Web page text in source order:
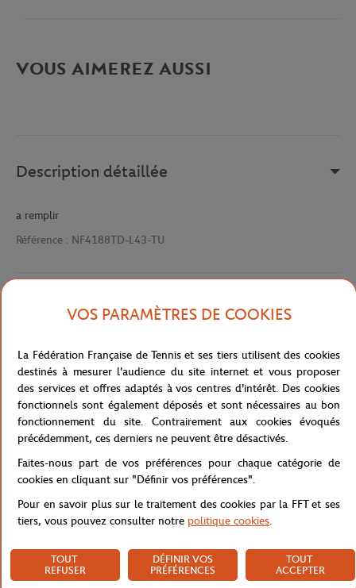
VOUS AIMEREZ AUSSI
Description détaillée
a remplir
Référence : NF4188TD-L43-TU
Caractéristiques
Livraison et retours
Concession
VOS PARAMÈTRES DE COOKIES
La Fédération Française de Tennis et ses tiers utilisent des cookies
destinés à mesurer l'audience du site internet et vous proposer
des services et offres adaptés à vos centres d'intérêt. Des cookies
fonctionnels sont également déposés et sont nécessaires au bon
fonctionnement du site. Contrairement aux cookies évoqués
précédemment, ces derniers ne peuvent être désactivés.
Faites-nous part de vos préférences pour chaque catégorie de
cookies en cliquant sur "Définir vos préférences".
Pour en savoir plus sur le traitement des cookies par la FFT et ses
tiers, vous pouvez consulter notre politique cookies.
TOUT
REFUSER
DÉFINIR VOS
PRÉFÉRENCES
TOUT
ACCEPTER